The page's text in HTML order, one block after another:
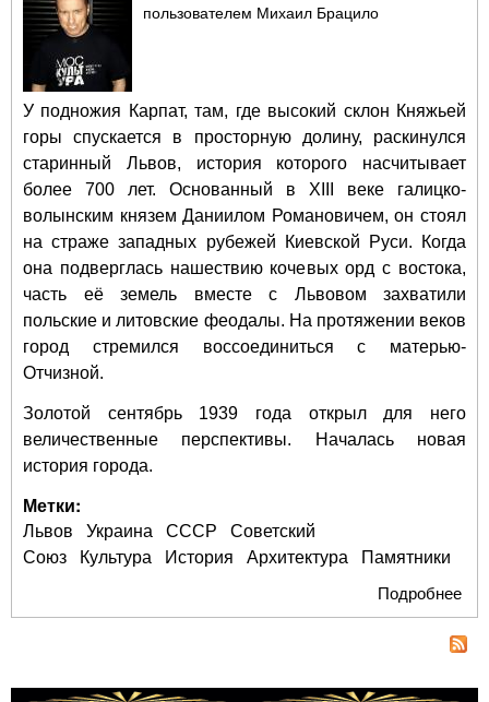
пользователем Михаил Брацило
У подножия Карпат, там, где высокий склон Княжьей
горы спускается в просторную долину, раскинулся
старинный Львов, история которого насчитывает
более 700 лет. Основанный в XIII веке галицко-
волынским князем Даниилом Романовичем, он стоял
на страже западных рубежей Киевской Руси. Когда
она подверглась нашествию кочевых орд с востока,
часть её земель вместе с Львовом захватили
польские и литовские феодалы. На протяжении веков
город стремился воссоединиться с матерью-
Отчизной.
Золотой сентябрь 1939 года открыл для него
величественные перспективы. Началась новая
история города.
Метки:
Львов Украина СССР
Советский
Союз
Культура История Архитектура
Памятники
Подробнее